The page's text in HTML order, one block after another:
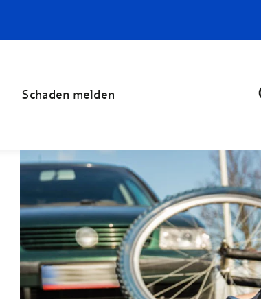
Schaden melden